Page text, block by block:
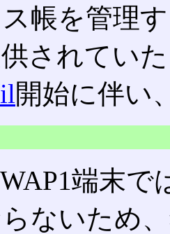
帳を管理
されてい
開始に伴い
端末で
ないため